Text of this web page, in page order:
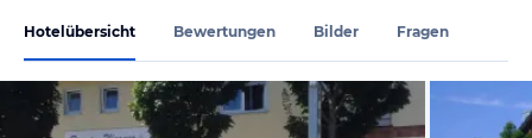
Hotelübersicht Bewertungen Bilder Fragen